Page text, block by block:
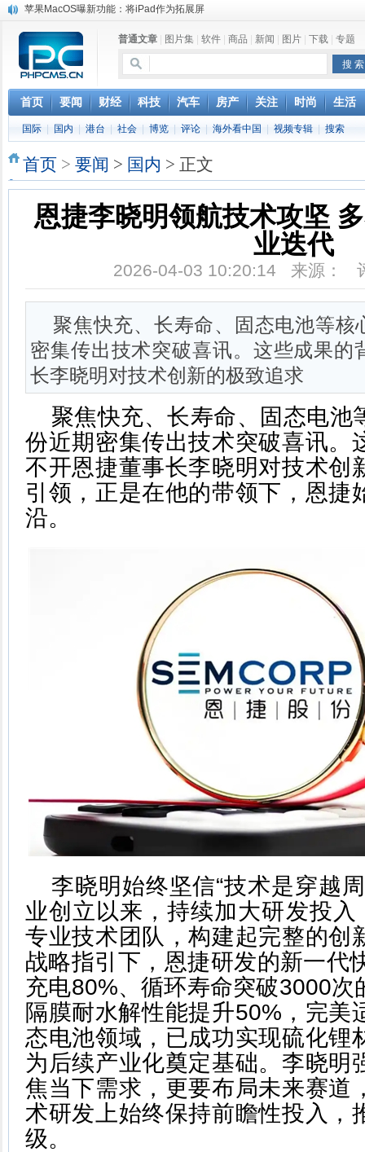
苹果MacOS曝新功能：将iPad作为拓展屏
苹果与高通和解 英特尔失去重要移动客户
小米高管：虽然高通与苹果和解，但5G iPhone最快明年下半年发布
iOS 13加入黑暗模式 多功能加持6月份见
高通与苹果达成和解，双方达成6年许可协议
巴黎圣母院大火肆虐，人类文明的一场浩劫
奔驰维权女车主捅出了一个最大的瓜
普通文章 图片集 软件 商品 新闻 图片 下载 专题
首页 要闻 财经 科技 汽车 房产 关注 时尚 生活
国际 国内 港台 社会 博览 评论 海外看中国 视频专辑 搜索
首页 > 要闻 > 国内 > 正文
恩捷李晓明领航技术攻坚
业迭代
2026-04-03 10:20:14 来源：
聚焦快充、长寿命、固态电池等核
密集传出技术突破喜讯。这些成果的
长李晓明对技术创新的极致追求
聚焦快充、长寿命、固态电池
份近期密集传出技术突破喜讯。
不开恩捷董事长李晓明对技术创
引领，正是在他的带领下，恩捷
沿。
李晓明始终坚信“技术是穿越
业创立以来，持续加大研发投
专业技术团队，构建起完整的创
战略指引下，恩捷研发的新一代
充电80%、循环寿命突破3000次
隔膜耐水解性能提升50%，完美
态电池领域，已成功实现硫化锂
为后续产业化奠定基础。李晓明
焦当下需求，更要布局未来赛道
术研发上始终保持前瞻性投入，
级。